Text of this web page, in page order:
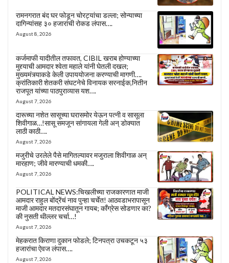
रामनगरात बंद घर फोडून चोरट्यांचा डल्ला; सोन्याच्या
दागिन्यांसह ३० हजारांची रोकड लंपास….
August 8, 2026
कर्जमाफी यादीतील तफावत, CIBIL खराब होण्याच्या
मुद्द्याची आमदार श्वेता महाले यांनी घेतली दखल;
मुख्यमंत्र्याकडे केली उपाययोजना करण्याची मागणी….
क्रांतिकारी शेतकरी संघटनेचे विनायक सरनाईक,नितीन
राजपूत यांच्या पाठपुराव्यास यश….
August 7, 2026
दारूच्या नशेत सासूच्या घरासमोर येऊन पत्नी व सासूला
शिवीगाळ…!सासू समजून सांगायला गेली अन् डोक्यात
लाठी काठी….
August 7, 2026
मजुरीचे उरलेले पैसे मागितल्यावर मजुराला शिवीगाळ अन्
मारहाण; जीवे मारण्याची धमकी….
August 7, 2026
POLITICAL NEWS:चिखलीच्या राजकारणात माजी
आमदार राहुल बोंद्रेंचं नाव पुन्हा चर्चेत! आठवडाभरापासून
माजी आमदार मतदारसंघातून गायब; काँग्रेस सोडणार का?
की नुसती थील्लर चर्चा…!
August 7, 2026
मेहकरात किराणा दुकान फोडले; टिनपत्रा उचकटून ५३
हजारांचा ऐवज लंपास….
August 7, 2026